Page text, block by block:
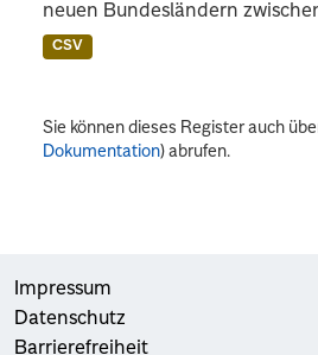
neuen Bundesländern
CSV
Sie können dieses Register auch
Dokumentation) abrufen.
Impressum
Datenschutz
Barrierefreiheit